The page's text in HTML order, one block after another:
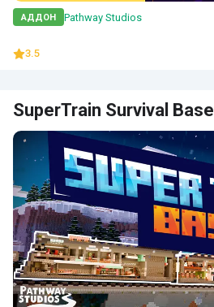
АДДОН Pathway Studios
3.5
SuperTrain Survival Base